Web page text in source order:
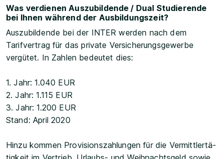
Was verdienen Auszubildende / Dual Studierende
bei Ihnen während der Ausbildungszeit?
Auszubildende bei der INTER werden nach dem
Tarifvertrag für das private Versicherungsgewerbe
vergütet. In Zahlen bedeutet dies:
1. Jahr: 1.040 EUR
2. Jahr: 1.115 EUR
3. Jahr: 1.200 EUR
Stand: April 2020
Hinzu kommen Pro­vi­si­ons­zah­lun­gen für die Ver­mitt­ler­tä­